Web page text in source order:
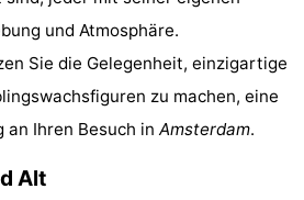
und Atmosphäre.
Sie die Gelegenheit, einzigartige
zu machen, eine
Ihren Besuch in Amsterdam.
Alt